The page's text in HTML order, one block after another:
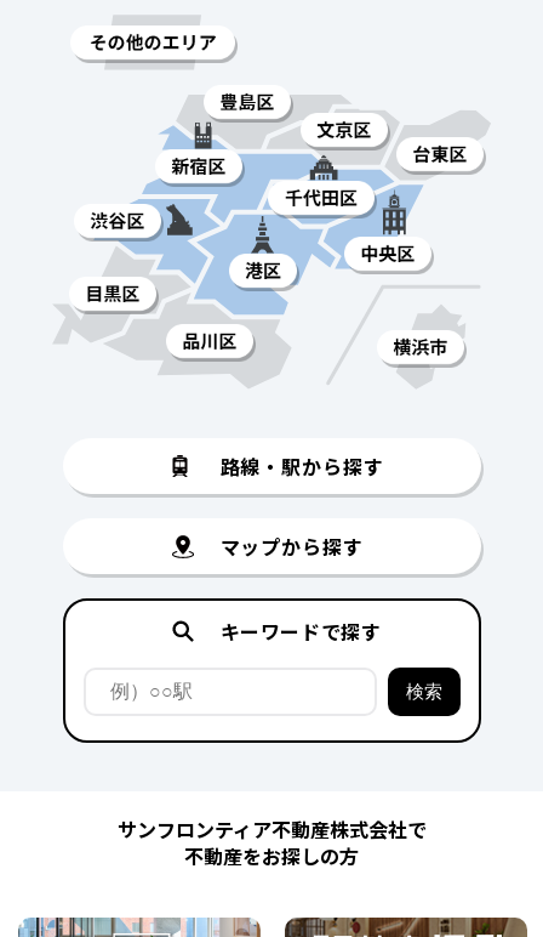
路線・駅から探す
マップから探す
キーワードで探す
サンフロンティア不動産株式会社で
不動産をお探しの方